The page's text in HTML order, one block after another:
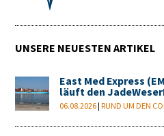
UNSERE NEUESTEN ARTIKEL
East Med Express
läuft den
06.08.2026|RUND UM DEN